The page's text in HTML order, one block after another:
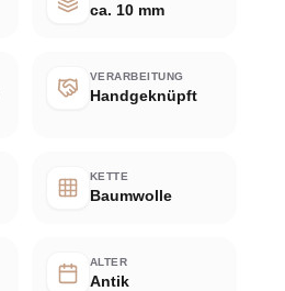
ca. 10 mm
VERARBEITUNG
Handgeknüpft
KETTE
Baumwolle
ALTER
Antik